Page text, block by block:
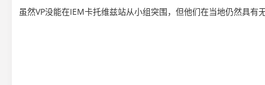
虽然VP没能在IEM卡托维兹站从小组突围，但他们在当地仍然具有